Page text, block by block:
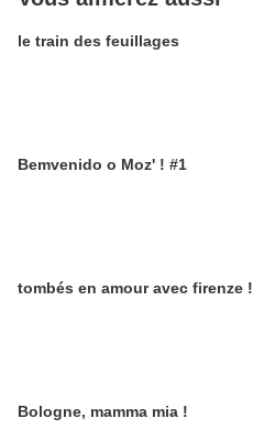
le train des feuillages
Bemvenido o Moz' ! #1
tombés en amour avec firenze !
Bologne, mamma mia !